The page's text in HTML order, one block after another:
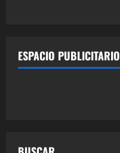
ESPACIO PUBLICITARIO